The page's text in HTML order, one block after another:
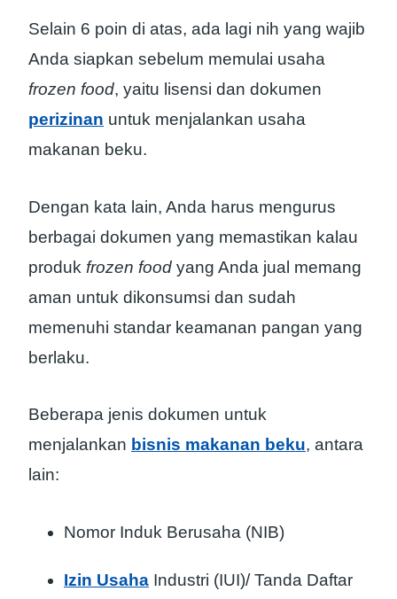
Selain 6 poin di atas, ada lagi nih yang wajib
Anda siapkan sebelum memulai usaha
frozen food, yaitu lisensi dan dokumen
perizinan untuk menjalankan usaha
makanan beku.
Dengan kata lain, Anda harus mengurus
berbagai dokumen yang memastikan kalau
produk frozen food yang Anda jual memang
aman untuk dikonsumsi dan sudah
memenuhi standar keamanan pangan yang
berlaku.
Beberapa jenis dokumen untuk
menjalankan bisnis makanan beku, antara
lain:
Nomor Induk Berusaha (NIB)
Izin Usaha Industri (IUI)/ Tanda Daftar